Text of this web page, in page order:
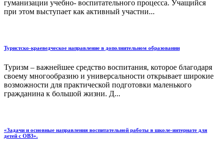
гуманизации учебно- воспитательного процесса. Учащийся
при этом выступает как активный участни...
Туристско-краеведческое направление в дополнительном образовании
Туризм – важнейшее средство воспитания, которое благодаря
своему многообразию и универсальности открывает широкие
возможности для практической подготовки маленького
гражданина к большой жизни. Д...
«Задачи и основные направления воспитательной работы в школе-интернате для
детей с ОВЗ».